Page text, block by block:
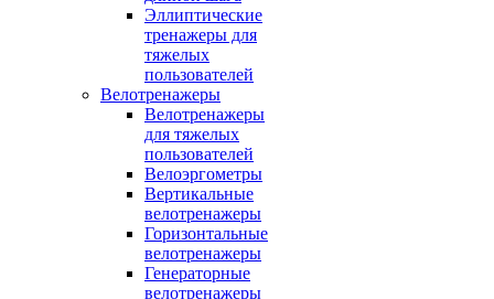
Эллиптические
тренажеры для
тяжелых
пользователей
Велотренажеры
Велотренажеры
для тяжелых
пользователей
Велоэргометры
Вертикальные
велотренажеры
Горизонтальные
велотренажеры
Генераторные
велотренажеры